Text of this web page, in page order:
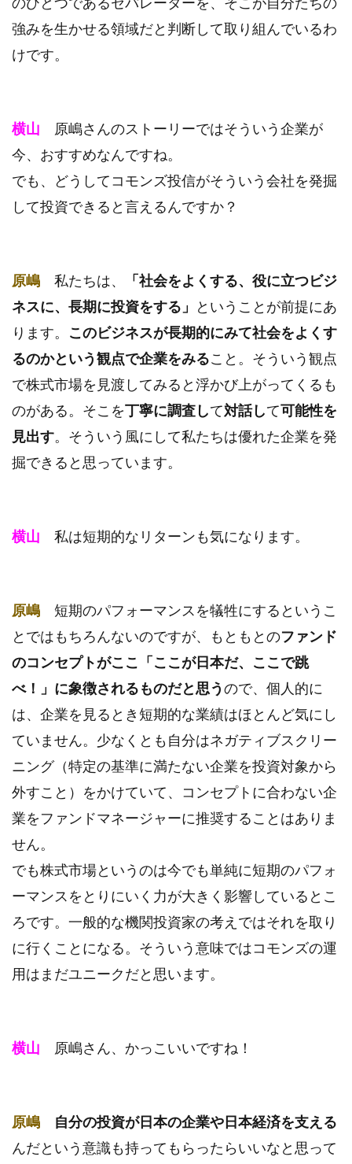
強みを生かせる領域だと判断して取り組んでいるわ
けです。
横山 原嶋さんのストーリーではそういう企業が
今、おすすめなんですね。
でも、どうしてコモンズ投信がそういう会社を発掘
して投資できると言えるんですか？
原嶋 私たちは、
「社会をよくする、役に立つビジ
ネスに、長期に投資をする」 ということが前提にあ
ります。 このビジネスが長期的にみて社会をよくす
るのかという観点で企業をみること。そういう観点
で株式市場を見渡してみると浮かび上がってくるも
のがある。そこを丁寧に調査して対話して可能性を
見出す。そういう風にして私たちは優れた企業を発
掘できると思っています。
横山 私は短期的なリターンも気になります。
原嶋 短期のパフォーマンスを犠牲にするというこ
とではもちろんないのですが、もともとのファンド
のコンセプトがここ「ここが日本だ、ここで跳
べ！」に象徴されるものだと思うので、個人的に
は、企業を見るとき短期的な業績はほとんど気にし
ていません。少なくとも自分はネガティブスクリー
ニング（特定の基準に満たない企業を投資対象から
外すこと）をかけていて、コンセプトに合わない企
業をファンドマネージャーに推奨することはありま
せん。
でも株式市場というのは今でも単純に短期のパフォ
ーマンスをとりにいく力が大きく影響しているとこ
ろです。一般的な機関投資家の考えではそれを取り
に行くことになる。そういう意味ではコモンズの運
用はまだユニークだと思います。
横山 原嶋さん、かっこいいですね！
原嶋
自分の投資が日本の企業や日本経済を支える
んだという意識も持ってもらったらいいなと思って